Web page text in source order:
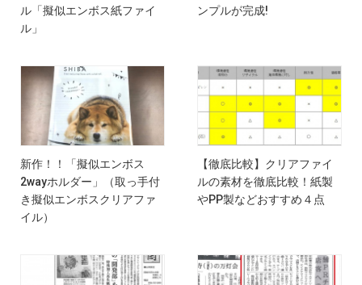
ル「擬似エンボス紙ファイ
ル」
ンプルが完成!
新作！！「擬似エンボス
2wayホルダー」（取っ手付
き擬似エンボスクリアファ
イル）
【徹底比較】クリアファイ
ルの素材を徹底比較！紙製
やPP製などおすすめ４点